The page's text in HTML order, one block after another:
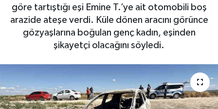
göre tartıştığı eşi Emine T.’ye ait otomobili boş
arazide ateşe verdi. Küle dönen aracını görünce
gözyaşlarına boğulan genç kadın, eşinden
şikayetçi olacağını söyledi.
Resmi İlanlar
Sağlık
Spor